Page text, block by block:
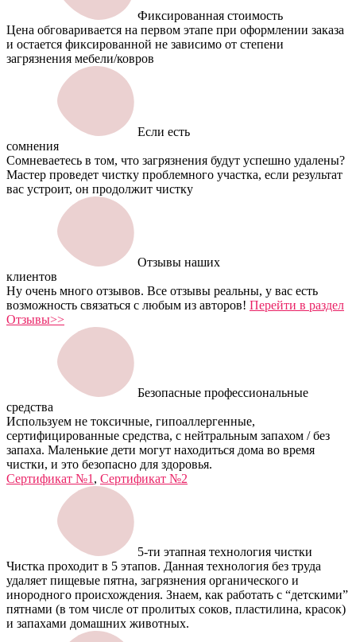
Фиксированная стоимость
Цена обговаривается на первом этапе при оформлении заказа
и остается фиксированной не зависимо от степени
загрязнения мебели/ковров
Если есть
сомнения
Сомневаетесь в том, что загрязнения будут успешно удалены?
Мастер проведет чистку проблемного участка, если результат
вас устроит, он продолжит чистку
Отзывы наших
клиентов
Ну очень много отзывов. Все отзывы реальны, у вас есть
возможность связаться с любым из авторов! Перейти в раздел
Отзывы>>
Безопасные профессиональные
средства
Используем не токсичные, гипоаллергенные,
сертифицированные средства, с нейтральным запахом / без
запаха. Маленькие дети могут находиться дома во время
чистки, и это безопасно для здоровья.
Сертификат №1 , Сертификат №2
5-ти этапная технология чистки
Чистка проходит в 5 этапов. Данная технология без труда
удаляет пищевые пятна, загрязнения органического и
инородного происхождения. Знаем, как работать с “детскими”
пятнами (в том числе от пролитых соков, пластилина, красок)
и запахами домашних животных.